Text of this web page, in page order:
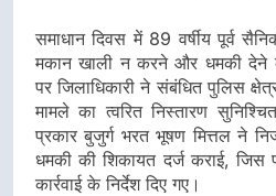
समाधान दिवस में 89 वर्षीय पूर्व
मकान खाली न करने और धमकी देने
पर जिलाधिकारी ने संबंधित पुलिस
मामले का त्वरित निस्तारण
प्रकार बुजुर्ग भरत भूषण मित्तल ने
धमकी की शिकायत दर्ज कराई,
कार्रवाई के निर्देश दिए गए।